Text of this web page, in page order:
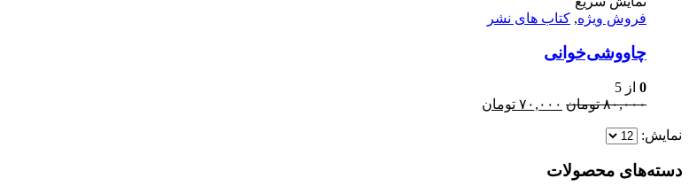
فروش ویژه, کتاب های نشر
چاووشی‌خوانی
0 از 5
۸۰,۰۰۰ تومان قیمت
۷۰,۰۰۰ تومان
نمایش:
دسته‌های محصولات